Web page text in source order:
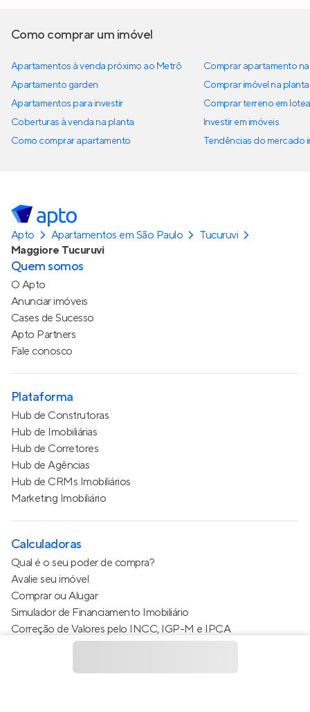
Como comprar um imóvel
Apartamentos à venda próximo ao Metrô
Apartamento garden
Apartamentos para investir
Coberturas à venda na planta
Como comprar apartamento
Comprar apartamento
Comprar imóvel na planta
Comprar terreno em
Investir em imóveis
Tendências do mercado
Apto Apartamentos em São Paulo
Tucuruvi
Maggiore Tucuruvi
Quem somos
O Apto
Anunciar imóveis
Cases de Sucesso
Apto Partners
Fale conosco
Plataforma
Hub de Construtoras
Hub de Imobiliárias
Hub de Corretores
Hub de Agências
Hub de CRMs Imobiliários
Marketing Imobiliário
Calculadoras
Qual é o seu poder de compra?
Avalie seu imóvel
Comprar ou Alugar
Simulador de Financiamento Imobiliário
Correção de Valores pelo INCC, IGP-M e IPCA
Estimativa de valor do condomínio